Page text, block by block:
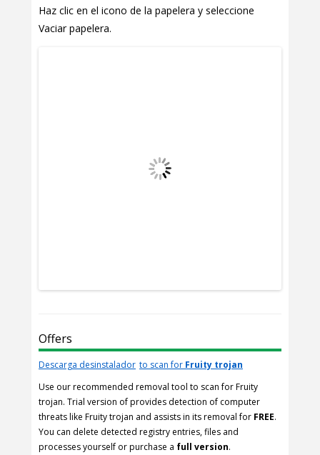
Haz clic en el icono de la papelera y seleccione
Vaciar papelera.
Offers
Descarga desinstalador to scan for Fruity trojan
Use our recommended removal tool to scan for Fruity
trojan. Trial version of provides detection of computer
threats like Fruity trojan and assists in its removal for FREE.
You can delete detected registry entries, files and
processes yourself or purchase a full version.